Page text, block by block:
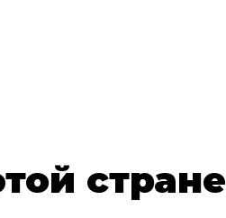
стране